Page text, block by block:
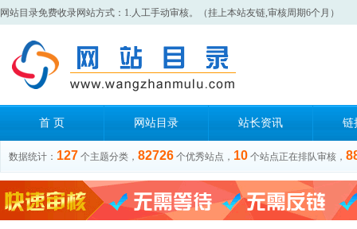
网站目录免费收录网站方式：1.人工手动审核。（挂上本站友链,审核周期6个月）
首 页 网站目录 站长资讯 链
数据统计： 127 个主题分类， 82726 个优秀站点， 10 个站点正在排队审核，